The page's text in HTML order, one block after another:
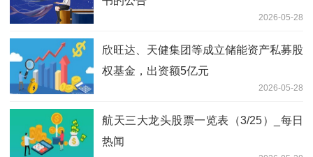
2026-05-28
欣旺达、天健集团等成立储能资产私募股
权基金，出资额5亿元
2026-05-28
航天三大龙头股票一览表（3/25）_每日
热闻